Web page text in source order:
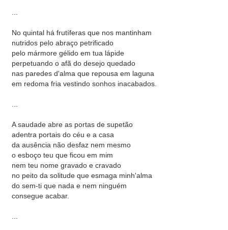
No quintal há frutíferas que nos mantinham
nutridos pelo abraço petrificado
pelo mármore gélido em tua lápide
perpetuando o afã do desejo quedado
nas paredes d'alma que repousa em laguna
em redoma fria vestindo sonhos inacabados.
A saudade abre as portas de supetão
adentra portais do céu e a casa
da ausência não desfaz nem mesmo
o esboço teu que ficou em mim
nem teu nome gravado e cravado
no peito da solitude que esmaga minh'alma
do sem-ti que nada e nem ninguém
consegue acabar.